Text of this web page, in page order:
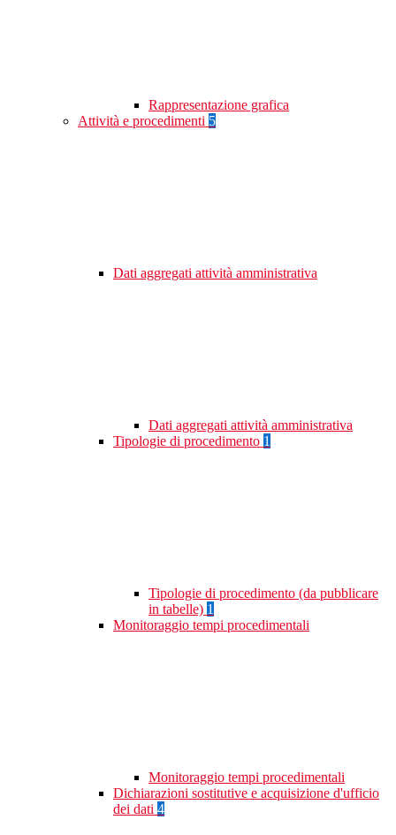
Rappresentazione grafica
Attività e procedimenti 5
Dati aggregati attività amministrativa
Dati aggregati attività amministrativa
Tipologie di procedimento 1
Tipologie di procedimento (da pubblicare
in tabelle) 1
Monitoraggio tempi procedimentali
Monitoraggio tempi procedimentali
Dichiarazioni sostitutive e acquisizione d'ufficio
dei dati 4